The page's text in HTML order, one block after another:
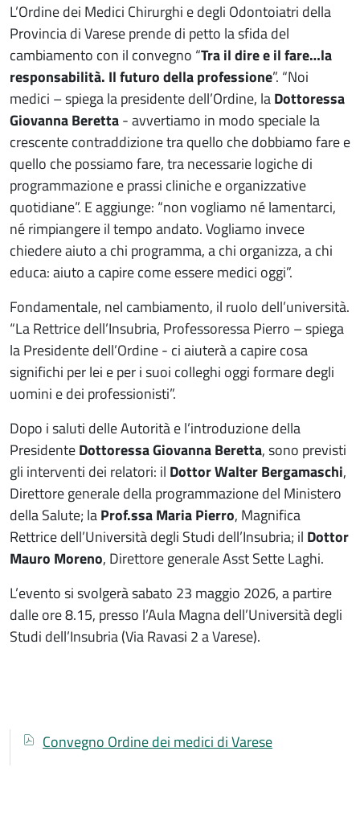
L’Ordine dei Medici Chirurghi e degli Odontoiatri della
Provincia di Varese prende di petto la sfida del
cambiamento con il convegno “Tra il dire e il fare…la
responsabilità. Il futuro della professione”. “Noi
medici – spiega la presidente dell’Ordine, laDottoressa
Giovanna Beretta- avvertiamo in modo speciale la
crescente contraddizione tra quello che dobbiamo fare e
quello che possiamo fare, tra necessarie logiche di
programmazione e prassi cliniche e organizzative
quotidiane”. E aggiunge: “non vogliamo né lamentarci,
né rimpiangere il tempo andato. Vogliamo invece
chiedere aiuto a chi programma, a chi organizza, a chi
educa: aiuto a capire come essere medici oggi”.
Fondamentale, nel cambiamento, il ruolo dell’università.
“La Rettrice dell’Insubria, Professoressa Pierro – spiega
la Presidente dell’Ordine - ci aiuterà a capire cosa
significhi per lei e per i suoi colleghi oggi formare degli
uomini e dei professionisti”.
Dopo i saluti delle Autorità e l’introduzione della
PresidenteDottoressa Giovanna Beretta, sono previsti
gli interventi dei relatori: il Dottor Walter Bergamaschi,
Direttore generale della programmazione del Ministero
della Salute; laProf.ssa Maria Pierro, Magnifica
Rettrice dell’Università degli Studi dell’Insubria; il Dottor
Mauro Moreno, Direttore generale Asst Sette Laghi.
L’evento si svolgerà sabato 23 maggio 2026, a partire
dalle ore 8.15, presso l’Aula Magna dell’Università degli
Studi dell’Insubria (Via Ravasi 2 a Varese).
Documenti
Documento
Convegno Ordine dei medici di Varese